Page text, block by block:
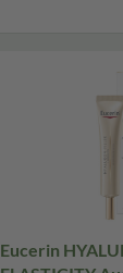
Eucerin